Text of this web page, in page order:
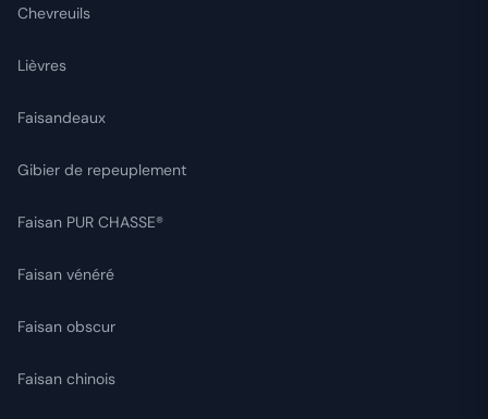
Chevreuils
Lièvres
Faisandeaux
Gibier de repeuplement
Faisan PUR CHASSE®
Faisan vénéré
Faisan obscur
Faisan chinois